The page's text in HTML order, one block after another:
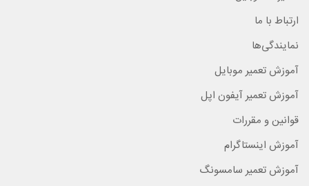
ارتباط با ما
نمایندگی‌ها
آموزش تعمیر موبایل
آموزش تعمیر آیفون اپل
قوانین و مقررات
آموزش اینستاگرام
آموزش تعمیر سامسونگ